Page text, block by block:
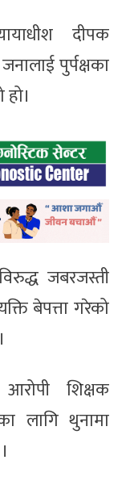
दीपक
पुर्पक्षका
जबरजस्ती
बेपत्ता गरेको
शिक्षक
लागि थुनामा